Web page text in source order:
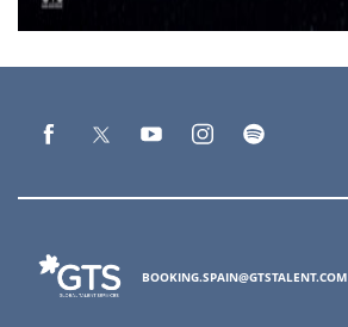
BOOKING.SPAIN@GTSTALENT.COM